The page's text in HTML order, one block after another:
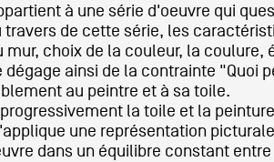
à une série d'oeuvre qui
travers de cette série, les
mur, choix de la couleur, la
dégage ainsi de la contrainte "Quoi
au peintre et à sa toile.
la toile et la
une représentation
dans un équilibre constant